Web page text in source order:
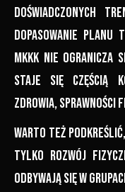
doświadczonych
dopasowanie planu
MKKK nie
staje się częścią
zdrowia, sprawności
Warto też podkreślić,
tylko rozwój
odbywają się w